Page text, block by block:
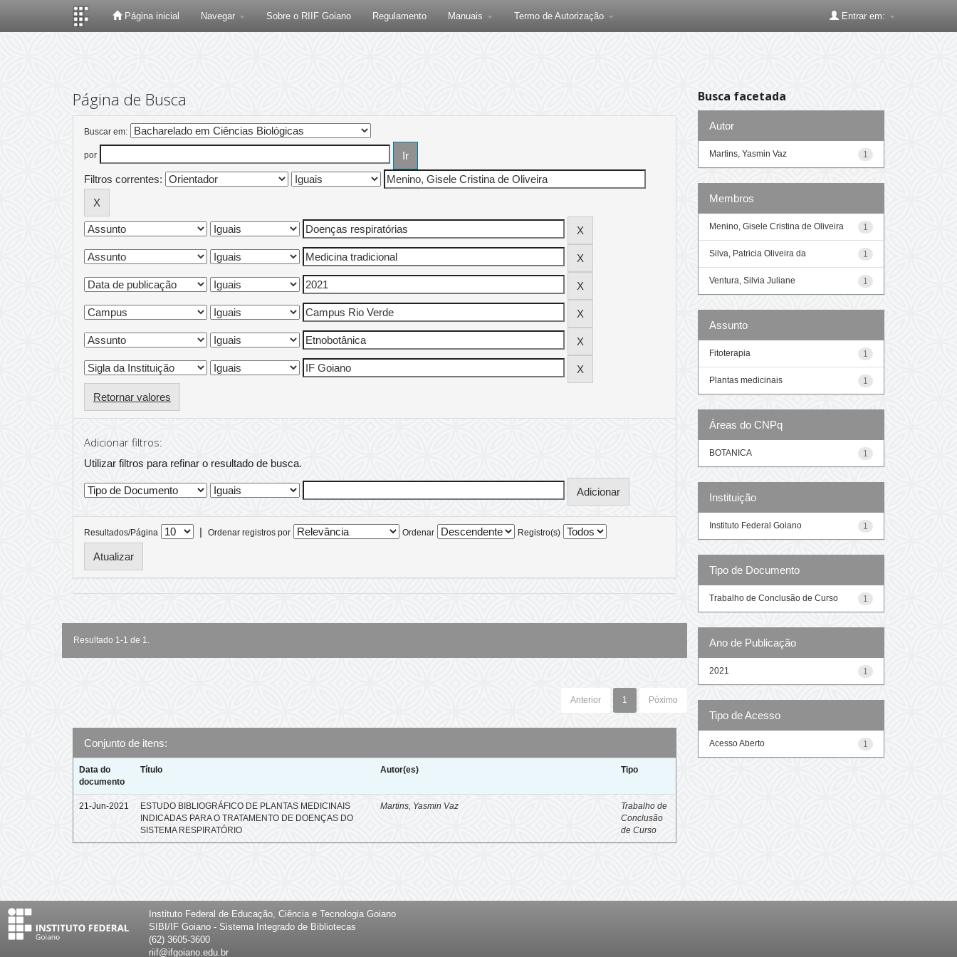
Página inicial Navegar Sobre o RIIF Goiano Regulamento Manuais Termo de Autorização Entrar em:
Página de Busca
Buscar em:
por
Filtros correntes:
Retornar valores
Adicionar filtros:
Utilizar filtros para refinar o resultado de busca.
Resultados/Página | Ordenar registros por Ordenar Registro(s)
Resultado 1-1 de 1.
Anterior 1 Póximo
Conjunto de itens:
Data do
documento
Título Autor(es) Tipo
21-Jun-2021
ESTUDO BIBLIOGRÁFICO DE PLANTAS MEDICINAIS
INDICADAS PARA O TRATAMENTO DE DOENÇAS DO
SISTEMA RESPIRATÓRIO
Martins, Yasmin Vaz
Trabalho de
Conclusão
de Curso
Busca facetada
Autor
1
Martins, Yasmin Vaz
Membros
1
Menino, Gisele Cristina de Oliveira
1
Silva, Patricia Oliveira da
1
Ventura, Silvia Juliane
Assunto
1
Fitoterapia
1
Plantas medicinais
Áreas do CNPq
1
BOTANICA
Instituição
1
Instituto Federal Goiano
Tipo de Documento
1
Trabalho de Conclusão de Curso
Ano de Publicação
1
2021
Tipo de Acesso
1
Acesso Aberto
Instituto Federal de Educação, Ciência e Tecnologia Goiano
SIBI/IF Goiano - Sistema Integrado de Bibliotecas
(62) 3605-3600
riif@ifgoiano.edu.br